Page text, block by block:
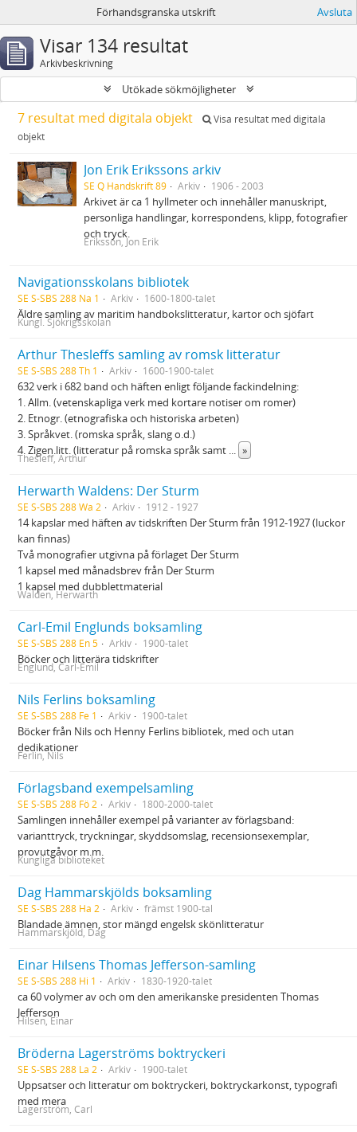
Förhandsgranska utskrift Avsluta
Visar 134 resultat
Arkivbeskrivning
Utökade sökmöjligheter
7 resultat med digitala objekt
Visa resultat med digitala
objekt
Jon Erik Erikssons arkiv
SE Q Handskrift 89 Arkiv 1906 - 2003
Arkivet är ca 1 hyllmeter och innehåller manuskript,
personliga handlingar, korrespondens, klipp, fotografier
och tryck.
Eriksson, Jon Erik
Navigationsskolans bibliotek
SE S-SBS 288 Na 1 Arkiv 1600-1800-talet
Äldre samling av maritim handbokslitteratur, kartor och sjöfart
Kungl. Sjökrigsskolan
Arthur Thesleffs samling av romsk litteratur
SE S-SBS 288 Th 1 Arkiv 1600-1900-talet
632 verk i 682 band och häften enligt följande fackindelning:
1. Allm. (vetenskapliga verk med kortare notiser om romer)
2. Etnogr. (etnografiska och historiska arbeten)
3. Språkvet. (romska språk, slang o.d.)
4. Zigen.litt. (litteratur på romska språk samt ... »
Thesleff, Arthur
Herwarth Waldens: Der Sturm
SE S-SBS 288 Wa 2 Arkiv 1912 - 1927
14 kapslar med häften av tidskriften Der Sturm från 1912-1927 (luckor
kan finnas)
Två monografier utgivna på förlaget Der Sturm
1 kapsel med månadsbrev från Der Sturm
1 kapsel med dubblettmaterial
Walden, Herwarth
Carl-Emil Englunds boksamling
SE S-SBS 288 En 5 Arkiv 1900-talet
Böcker och litterära tidskrifter
Englund, Carl-Emil
Nils Ferlins boksamling
SE S-SBS 288 Fe 1 Arkiv 1900-talet
Böcker från Nils och Henny Ferlins bibliotek, med och utan
dedikationer
Ferlin, Nils
Förlagsband exempelsamling
SE S-SBS 288 Fö 2 Arkiv 1800-2000-talet
Samlingen innehåller exempel på varianter av förlagsband:
varianttryck, tryckningar, skyddsomslag, recensionsexemplar,
provutgåvor m.m.
Kungliga biblioteket
Dag Hammarskjölds boksamling
SE S-SBS 288 Ha 2 Arkiv främst 1900-tal
Blandade ämnen, stor mängd engelsk skönlitteratur
Hammarskjöld, Dag
Einar Hilsens Thomas Jefferson-samling
SE S-SBS 288 Hi 1 Arkiv 1830-1920-talet
ca 60 volymer av och om den amerikanske presidenten Thomas
Jefferson
Hilsen, Einar
Bröderna Lagerströms boktryckeri
SE S-SBS 288 La 2 Arkiv 1900-talet
Uppsatser och litteratur om boktryckeri, boktryckarkonst, typografi
med mera
Lagerström, Carl